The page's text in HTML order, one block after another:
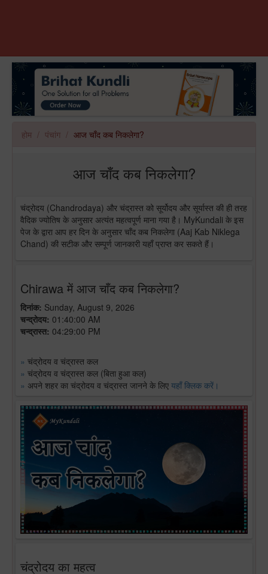
होम पंचांग आज चाँद कब निकलेगा?
आज चाँद कब निकलेगा?
चंद्रोदय (Chandrodaya) और चंद्रास्त को सूर्योदय और सूर्यास्त की ही तरह
वैदिक ज्योतिष के अनुसार अत्यंत महत्वपूर्ण माना गया है। MyKundali के इस
पेज के द्वारा आप हर दिन के अनुसार चाँद कब निकलेगा (Aaj Kab Niklega
Chand) की सटीक और सम्पूर्ण जानकारी यहाँ प्राप्त कर सकते हैं।
Chirawa में आज चाँद कब निकलेगा?
दिनांक: Sunday, August 9, 2026
चन्द्रोदय: 01:40:00 AM
चन्द्रास्त: 04:29:00 PM
» चंद्रोदय व चंद्रास्त कल
» चंद्रोदय व चंद्रास्त कल (बिता हुआ कल)
» अपने शहर का चंद्रोदय व चंद्रास्त जानने के लिए यहाँ क्लिक करें।
चंद्रोदय का महत्व